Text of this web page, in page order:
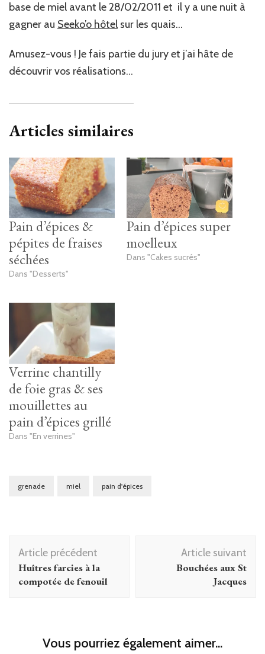
base de miel avant le 28/02/2011 et il y a une nuit à
gagner au Seeko’o hôtel sur les quais…
Amusez-vous ! Je fais partie du jury et j’ai hâte de
découvrir vos réalisations…
Articles similaires
Pain d’épices &
pépites de fraises
séchées
Dans "Desserts"
Pain d’épices super
moelleux
Dans "Cakes sucrés"
Verrine chantilly
de foie gras & ses
mouillettes au
pain d’épices grillé
Dans "En verrines"
grenade miel pain d'épices
Navigation
d'article
Article précédent
Huîtres farcies à la
compotée de fenouil
Article suivant
Bouchées aux St
Jacques
Vous pourriez également aimer...